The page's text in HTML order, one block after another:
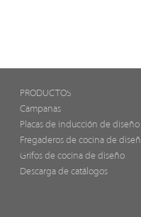
PRODUCTOS
Campanas
Placas de inducción de diseño
Fregaderos de cocina de
Grifos de cocina de diseño
Descarga de catálogos